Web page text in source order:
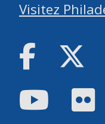
Visitez
Facebook
Youtube